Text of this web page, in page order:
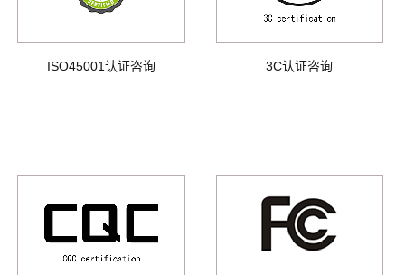
ISO45001认证咨询 3C认证咨询